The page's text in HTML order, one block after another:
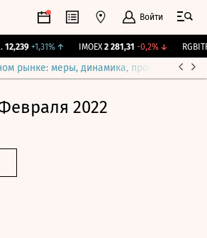
Войти
+1,31% ↑ IMOEX 2 281,31 -0,2%↓ RGBITR
рынке: меры, динамика, прогнозы
2022